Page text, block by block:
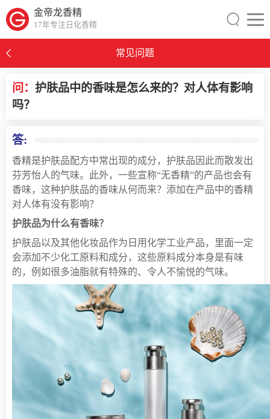
金帝龙香精
17年专注日化香精
常见问题
问： 护肤品中的香味是怎么来的？对人体有影响
吗？
答:
香精是护肤品配方中常出现的成分，护肤品因此而散发出
芬芳怡人的气味。此外，一些宣称“无香精”的产品也会有
香味，这种护肤品的香味从何而来？添加在产品中的香精
对人体有没有影响？
护肤品为什么有香味？
护肤品以及其他化妆品作为日用化学工业产品，里面一定
会添加不少化工原料和成分，这些原料成分本身是有味
的，例如很多油脂就有特殊的、令人不愉悦的气味。